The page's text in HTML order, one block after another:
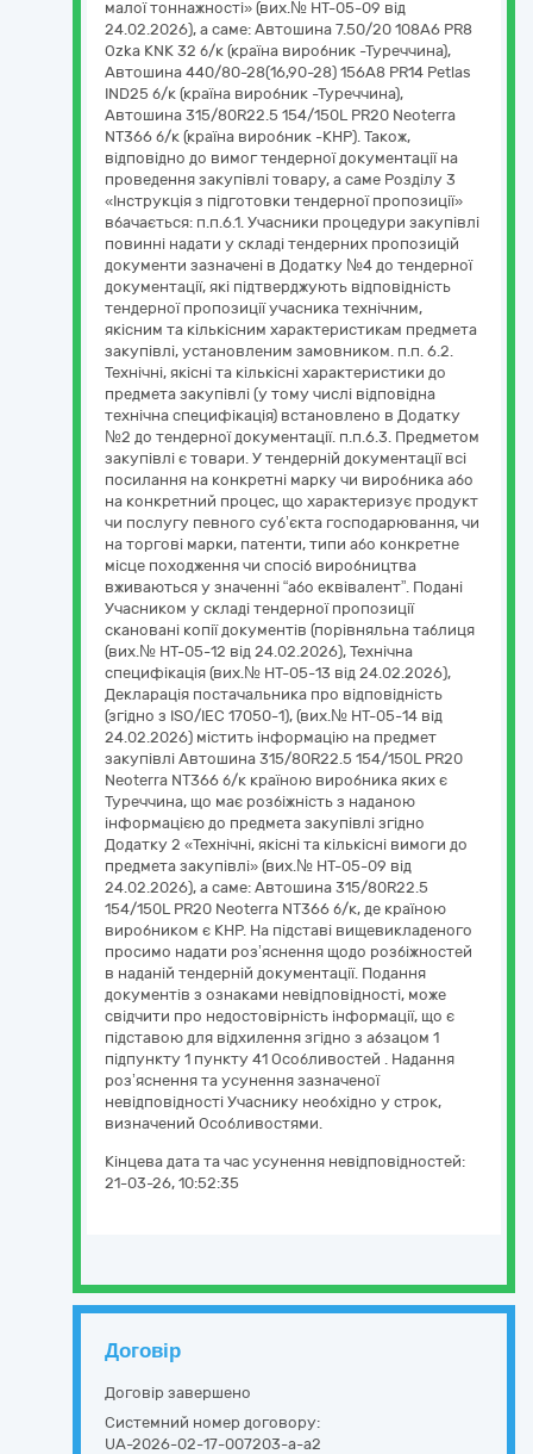
малої тоннажності» (вих.№ НТ-05-09 від
24.02.2026), а саме: Автошина 7.50/20 108A6 PR8
Ozka KNK 32 б/к (країна виробник -Туреччина),
Автошина 440/80-28(16,90-28) 156A8 PR14 Petlas
IND25 б/к (країна виробник -Туреччина),
Автошина 315/80R22.5 154/150L PR20 Neoterra
NT366 б/к (країна виробник -КНР). Також,
відповідно до вимог тендерної документації на
проведення закупівлі товару, а саме Розділу 3
«Інструкція з підготовки тендерної пропозиції»
вбачається: п.п.6.1. Учасники процедури закупівлі
повинні надати у складі тендерних пропозицій
документи зазначені в Додатку №4 до тендерної
документації, які підтверджують відповідність
тендерної пропозиції учасника технічним,
якісним та кількісним характеристикам предмета
закупівлі, установленим замовником. п.п. 6.2.
Технічні, якісні та кількісні характеристики до
предмета закупівлі (у тому числі відповідна
технічна специфікація) встановлено в Додатку
№2 до тендерної документації. п.п.6.3. Предметом
закупівлі є товари. У тендерній документації всі
посилання на конкретні марку чи виробника або
на конкретний процес, що характеризує продукт
чи послугу певного суб’єкта господарювання, чи
на торгові марки, патенти, типи або конкретне
місце походження чи спосіб виробництва
вживаються у значенні “або еквівалент”. Подані
Учасником у складі тендерної пропозиції
скановані копії документів (порівняльна таблиця
(вих.№ НТ-05-12 від 24.02.2026), Технічна
специфікація (вих.№ НТ-05-13 від 24.02.2026),
Декларація постачальника про відповідність
(згідно з ISO/IEC 17050-1), (вих.№ НТ-05-14 від
24.02.2026) містить інформацію на предмет
закупівлі Автошина 315/80R22.5 154/150L PR20
Neoterra NT366 б/к країною виробника яких є
Туреччина, що має розбіжність з наданою
інформацією до предмета закупівлі згідно
Додатку 2 «Технічні, якісні та кількісні вимоги до
предмета закупівлі» (вих.№ НТ-05-09 від
24.02.2026), а саме: Автошина 315/80R22.5
154/150L PR20 Neoterra NT366 б/к, де країною
виробником є КНР. На підставі вищевикладеного
просимо надати роз’яснення щодо розбіжностей
в наданій тендерній документації. Подання
документів з ознаками невідповідності, може
свідчити про недостовірність інформації, що є
підставою для відхилення згідно з абзацом 1
підпункту 1 пункту 41 Особливостей . Надання
роз’яснення та усунення зазначеної
невідповідності Учаснику необхідно у строк,
визначений Особливостями.
Кінцева дата та час усунення невідповідностей:
21-03-26, 10:52:35
Договір
Договір завершено
Системний номер договору:
UA-2026-02-17-007203-a-a2